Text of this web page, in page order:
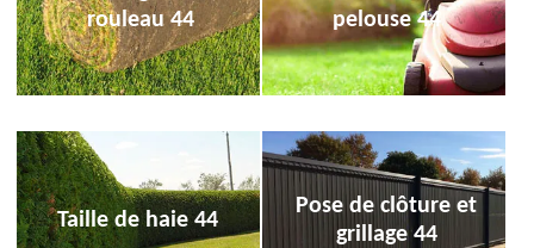
rouleau 44
pelouse 44
Taille de haie 44
Pose de clôture et
grillage 44